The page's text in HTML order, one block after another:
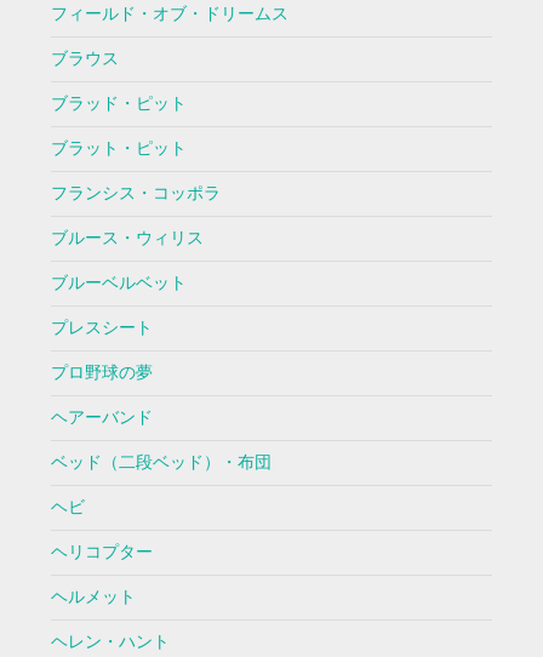
フィールド・オブ・ドリームス
ブラウス
ブラッド・ピット
ブラット・ピット
フランシス・コッポラ
ブルース・ウィリス
ブルーベルベット
プレスシート
プロ野球の夢
ヘアーバンド
ベッド（二段ベッド）・布団
ヘビ
ヘリコプター
ヘルメット
ヘレン・ハント